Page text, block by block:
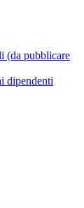
(da pubblicare
dipendenti